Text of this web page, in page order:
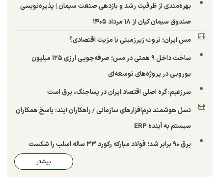
بهره‌مندی از ظرفیت رشد و بازدهی صنعت سیمان | پذیره‌نویسی
صندوق سیمان کیان از ۱۸ مرداد ۱۴۰۵
مس ایران؛ ثروت زیرزمینی یا مزیت اقتصادی؟
ساخت داخل ۹ همتی در مس؛ صرفه‌جویی ارزی ۱۲۵ میلیون
یورویی در پروژه‌های توسعه‌ای
سرزعیم: گره اصلی اقتصاد ایران در پساجنگ، برق است
نسل هوشمند نرم‌افزارهای سازمانی / راهکاران آیند: پاسخ همکاران
سیستم به آینده ERP
برق ۹۰ برابر شد؛ فولاد مبارکه رکورد ۳۳ ساله اسلب را شکست
بیشتر